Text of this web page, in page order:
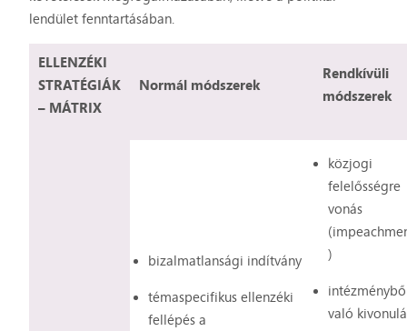
lendület fenntartásában.
ELLENZÉKI
STRATÉGIÁK
– MÁTRIX
Normál módszerek
Rendkívüli
módszerek
bizalmatlansági indítvány
témaspecifikus ellenzéki
fellépés a
közjogi
felelősségre
vonás
)
való